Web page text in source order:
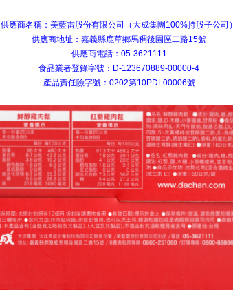
供應商名稱：美藍雷股份有限公司（大成集團100%持股子公司）
供應商地址：嘉義縣鹿草鄉馬稠後園區二路15號
供應商電話：05-3621111
食品業者登錄字號：D-123670889-00000-4
產品責任險字號：0202第10PDL00006號